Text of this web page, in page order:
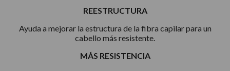
REESTRUCTURA
Ayuda a mejorar la estructura de la fibra capilar para un
cabello más resistente.
MÁS RESISTENCIA